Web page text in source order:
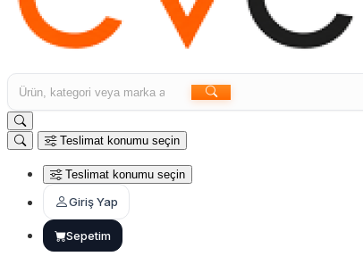
Teslimat konumu seçin
Teslimat konumu seçin
Giriş Yap
Sepetim